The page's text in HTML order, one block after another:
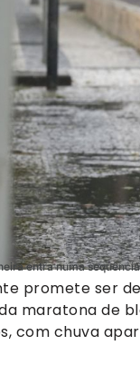
entra numa
promete ser
maratona de
com chuva